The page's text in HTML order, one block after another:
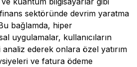
sektöründe devrim yaratma
bağlamda, hiper
uygulamalar, kullanıcıların
ederek onlara özel yatırım
ve fatura ödeme